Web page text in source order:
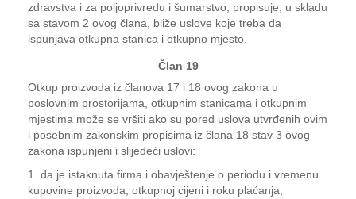
zdravstva i za poljoprivredu i šumarstvo, propisuje, u skladu
sa stavom 2 ovog člana, bliže uslove koje treba da
ispunjava otkupna stanica i otkupno mjesto.
Član 19
Otkup proizvoda iz članova 17 i 18 ovog zakona u
poslovnim prostorijama, otkupnim stanicama i otkupnim
mjestima može se vršiti ako su pored uslova utvrđenih ovim
i posebnim zakonskim propisima iz člana 18 stav 3 ovog
zakona ispunjeni i slijedeći uslovi:
1. da je istaknuta firma i obavještenje o periodu i vremenu
kupovine proizvoda, otkupnoj cijeni i roku plaćanja;